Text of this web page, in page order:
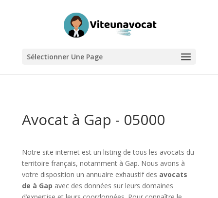
Sélectionner Une Page
Avocat à Gap - 05000
Notre site internet est un listing de tous les avocats du
territoire français, notamment à Gap. Nous avons à
votre disposition un annuaire exhaustif des avocats
de à Gap avec des données sur leurs domaines